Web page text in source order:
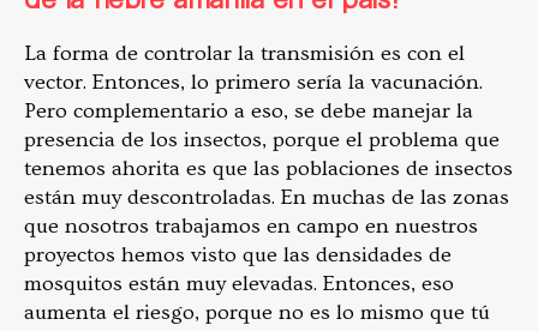
La forma de controlar la transmisión es con el
vector. Entonces, lo primero sería la vacunación.
Pero complementario a eso, se debe manejar la
presencia de los insectos, porque el problema que
tenemos ahorita es que las poblaciones de insectos
están muy descontroladas. En muchas de las zonas
que nosotros trabajamos en campo en nuestros
proyectos hemos visto que las densidades de
mosquitos están muy elevadas. Entonces, eso
aumenta el riesgo, porque no es lo mismo que tú